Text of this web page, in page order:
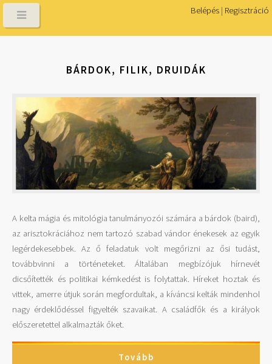
Belépés | Regisztráció
BÁRDOK, FILIK, DRUIDÁK
A kelta mágia és mitológia tanulmányozói számára a bárdok (baird),
az arisztokráciához nem tartozó szabad vándor énekesek az egyik
legérdekesebbek. Az ő feladatuk volt megőrizni az ősi tudást,
továbbvinni a történeteket. Általában megbízójuk hírnevét
dicsőítették és politikai kémkedést is folytattak. Híreket hoztak és
vittek, amerre útjuk során megfordultak, a kíváncsi kelták mindenhol
nagy érdeklődéssel figyelték szavaikat. A családfők és a királyok
előszeretettel alkalmazták őket.
Tovább